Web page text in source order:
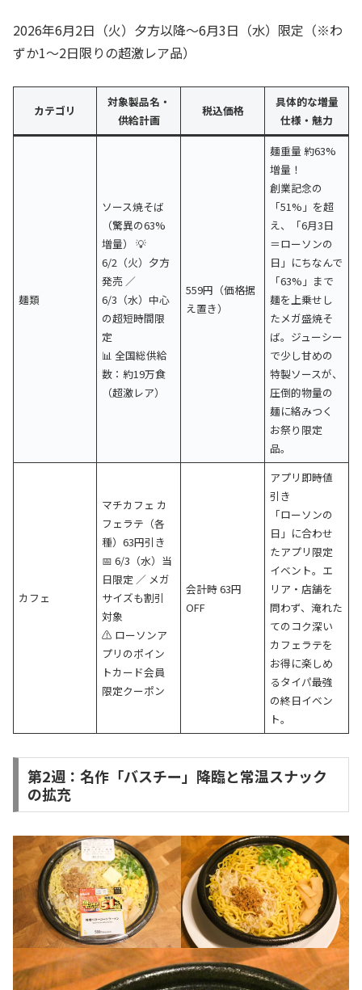
2026年6月2日（火）夕方以降〜6月3日（水）限定（※わ
ずか1〜2日限りの超激レア品）
カテゴリ
対象製品名・
供給計画
税込価格
具体的な増量
仕様・魅力
麺類
ソース焼そば
（驚異の63%
増量） 💡
6/2（火）夕方
発売 ／
6/3（水）中心
の超短時間限
定
📊 全国総供給
数：約19万食
（超激レア）
559円（価格据
え置き）
麺重量 約63%
増量！
創業記念の
「51%」を超
え、「6月3日
＝ローソンの
日」にちなんで
「63%」まで
麺を上乗せし
たメガ盛焼そ
ば。ジューシー
で少し甘めの
特製ソースが、
圧倒的物量の
麺に絡みつく
お祭り限定
品。
カフェ
マチカフェ カ
フェラテ（各
種）63円引き
📅 6/3（水）当
日限定 ／ メガ
サイズも割引
対象
⚠️ ローソンア
プリのポイン
トカード会員
限定クーポン
会計時 63円
OFF
アプリ即時値
引き
「ローソンの
日」に合わせ
たアプリ限定
イベント。エ
リア・店舗を
問わず、淹れた
てのコク深い
カフェラテを
お得に楽しめ
るタイパ最強
の終日イベン
ト。
第2週：名作「バスチー」降臨と常温スナック
の拡充